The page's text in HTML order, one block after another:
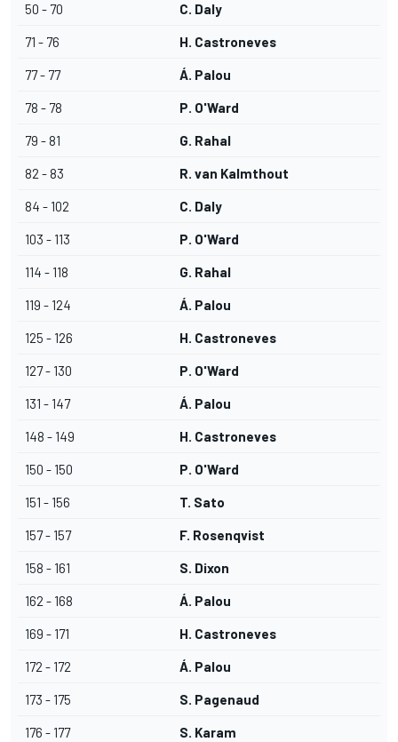
50 - 70 C. Daly
71 - 76 H. Castroneves
77 - 77 Á. Palou
78 - 78 P. O'Ward
79 - 81 G. Rahal
82 - 83 R. van Kalmthout
84 - 102 C. Daly
103 - 113 P. O'Ward
114 - 118 G. Rahal
119 - 124 Á. Palou
125 - 126 H. Castroneves
127 - 130 P. O'Ward
131 - 147 Á. Palou
148 - 149 H. Castroneves
150 - 150 P. O'Ward
151 - 156 T. Sato
157 - 157 F. Rosenqvist
158 - 161 S. Dixon
162 - 168 Á. Palou
169 - 171 H. Castroneves
172 - 172 Á. Palou
173 - 175 S. Pagenaud
176 - 177 S. Karam